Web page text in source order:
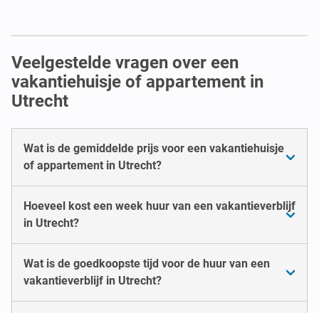
Veelgestelde vragen over een
vakantiehuisje of appartement in
Utrecht
Wat is de gemiddelde prijs voor een vakantiehuisje
of appartement in Utrecht?
Hoeveel kost een week huur van een vakantieverblijf
in Utrecht?
Wat is de goedkoopste tijd voor de huur van een
vakantieverblijf in Utrecht?